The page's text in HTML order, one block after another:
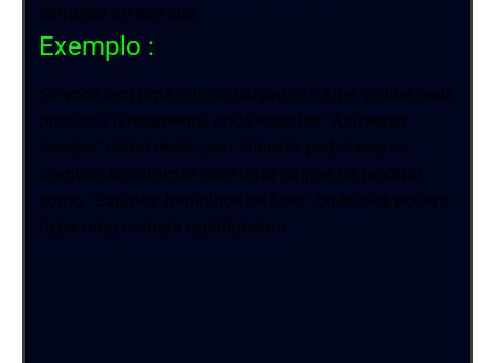
compras no seu site.
Exemplo :
Se você tem uma loja de calçados e quer vender seus
produtos diretamente, pode escolher “Aumentar
vendas” como meta. Seu anúncio pode levar os
clientes diretamente para uma página de produto,
como “Sapatos femininos de luxo”, onde eles podem
fazer uma compra rapidamente.